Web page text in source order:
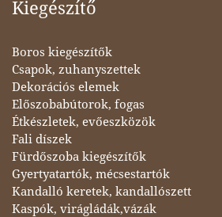
Kiegészítő
Boros kiegészítők
Csapok, zuhanyszettek
Dekorációs elemek
Előszobabútorok, fogas
Étkészletek, evőeszközök
Fali díszek
Fürdőszoba kiegészítők
Gyertyatartók, mécsestartók
Kandalló keretek, kandallószett
Kaspók, virágládák,vázák